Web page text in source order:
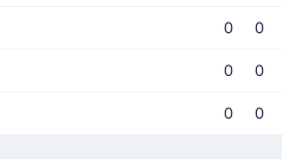
0 0
0 0
0 0